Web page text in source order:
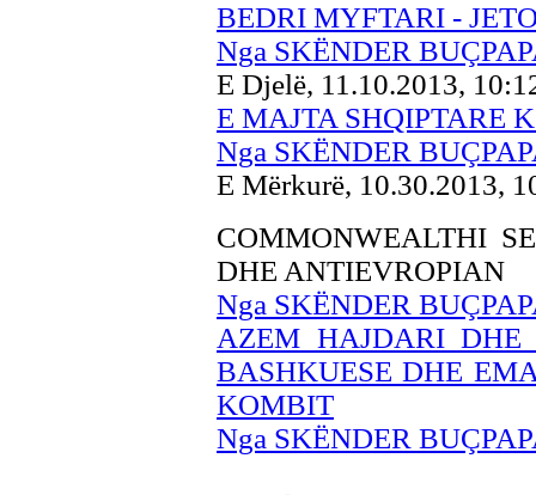
BEDRI MYFTARI -
Nga SKËNDER
E Djelë, 11.10.2013,
E MAJTA SHQIPTARE
Nga SKËNDER
E Mërkurë, 10.30.2013,
COMMONWEALTHI
DHE ANTIEVROPIAN
Nga SKËNDER
AZEM HAJDARI
BASHKUESE DHE
KOMBIT
Nga SKËNDER